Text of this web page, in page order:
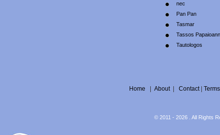
nec
Pan Pan
Tasmar
Tassos
Tautologos
Home About| Contact| Terms
© 2011 - 2026 . All Rights